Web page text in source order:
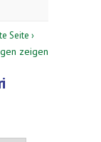
Seite ›
zeigen